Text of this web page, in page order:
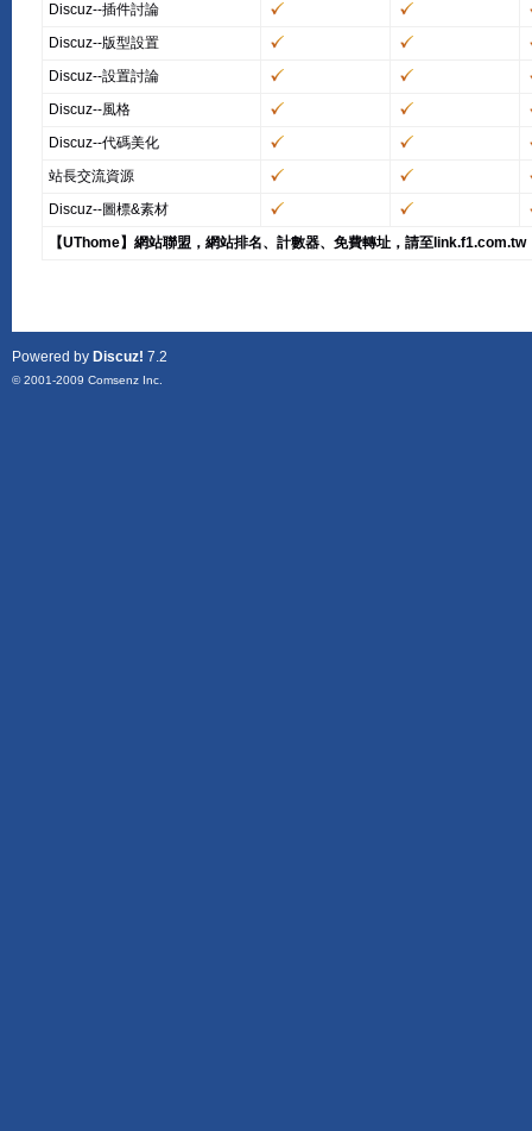
Discuz--插件討論
Discuz--版型設置
Discuz--設置討論
Discuz--風格
Discuz--代碼美化
站長交流資源
Discuz--圖標&素材
【UThome】網站聯盟，網站排名、計數器、免費轉址，請至link.f1.com.tw
Powered by Discuz! 7.2
© 2001-2009 Comsenz Inc.